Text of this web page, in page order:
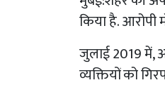
किया है.
जुलाई 2019 में,
व्यक्तियों को